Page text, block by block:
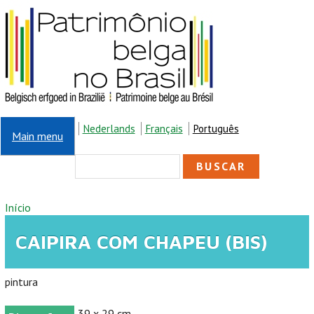
Pular para o conteúdo principal
Main menu
Nederlands Français Português
FORMULÁRIO DE
BUSCA
VOCÊ ESTÁ AQUI
Início
CAIPIRA COM CHAPEU (BIS)
pintura